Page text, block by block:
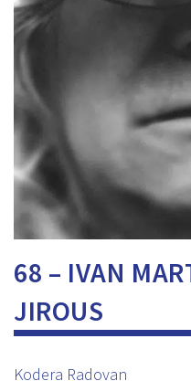
68 – IVAN
JIROUS
Kodera Radovan